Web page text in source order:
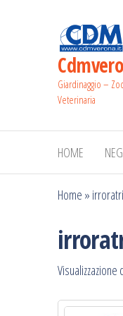
Giardinaggio –
Veterinaria
HOME
Home »
Visualizzazione